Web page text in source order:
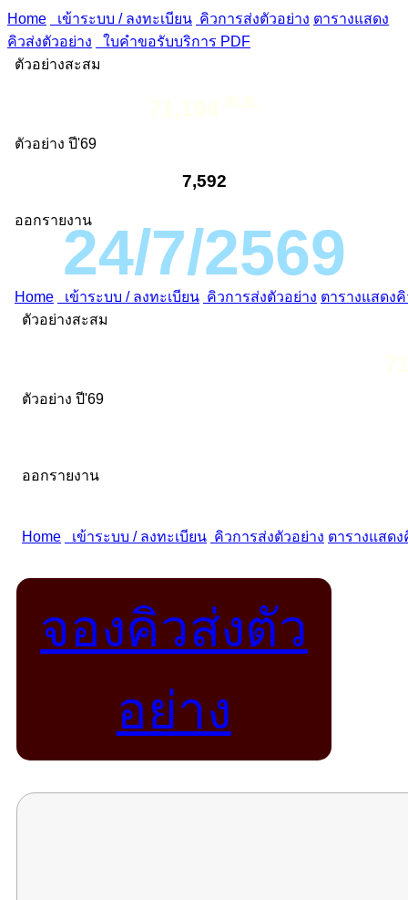
Home เข้าระบบ / ลงทะเบียน คิวการส่งตัวอย่าง ตารางแสดง
คิวส่งตัวอย่าง
ใบคำขอรับบริการ PDF
ตัวอย่างสะสม
ตัวอย่าง ปี'69
7,592
ออกรายงาน24/7/2569
จองคิวส่งตัว
อย่าง